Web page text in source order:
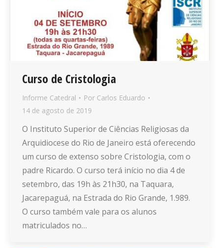
Curso de Cristologia
Informe Catedral Por Carlos Eduardo
14 de agosto de 2019
O Instituto Superior de Ciências Religiosas da
Arquidiocese do Rio de Janeiro está oferecendo
um curso de extenso sobre Cristologia, com o
padre Ricardo. O curso terá início no dia 4 de
setembro, das 19h às 21h30, na Taquara,
Jacarepaguá, na Estrada do Rio Grande, 1.989.
O curso também vale para os alunos
matriculados no…